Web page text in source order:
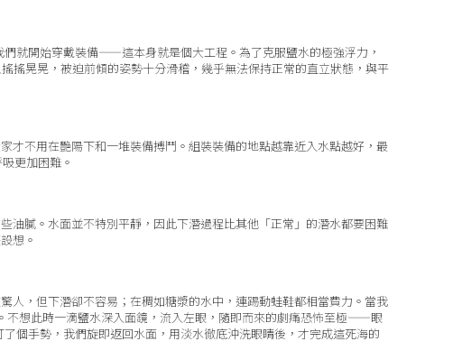
就開始穿戴裝備——這本身就是個大工程。為了克服鹽水的極強浮力，
搖晃晃，被迫前傾的姿勢十分滑稽，幾乎無法保持正常的直立狀態，與平
才不用在艷陽下和一堆裝備搏鬥。組裝裝備的地點越靠近入水點越好，最
更加困難。
油膩。水面並不特別平靜，因此下潛過程比其他「正常」的潛水都要困難
想。
人，但下潛卻不容易；在稠如糖漿的水中，連踢動蛙鞋都相當費力。當我
不想此時一滴鹽水深入面鏡，流入左眼，隨即而來的劇痛恐怖至極——眼
個手勢，我們旋即返回水面，用淡水徹底沖洗眼睛後，才完成這死海的